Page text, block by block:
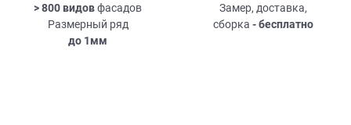
> 800 видовфасадов
Размерный ряд
до 1мм
Замер, доставка,
сборка - бесплатно